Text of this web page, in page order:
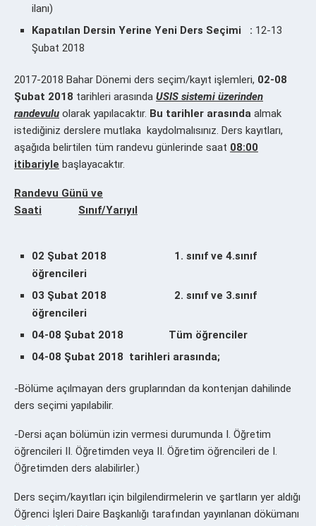
ilanı)
Kapatılan Dersin Yerine Yeni Ders Seçimi : 12-13
Şubat 2018
2017-2018 Bahar Dönemi ders seçim/kayıt işlemleri, 02-08
Şubat 2018 tarihleri arasında USIS sistemi üzerinden
randevulu olarak yapılacaktır. Bu tarihler arasında almak
istediğiniz derslere mutlaka kaydolmalısınız. Ders kayıtları,
aşağıda belirtilen tüm randevu günlerinde saat 08:00
itibariyle başlayacaktır.
Randevu Günü ve
Saati
Sınıf/Yarıyıl
02 Şubat 2018 1. sınıf ve 4.sınıf
öğrencileri
03 Şubat 2018 2. sınıf ve 3.sınıf
öğrencileri
04-08 Şubat 2018 Tüm öğrenciler
04-08 Şubat 2018 tarihleri arasında;
-Bölüme açılmayan ders gruplarından da kontenjan dahilinde
ders seçimi yapılabilir.
-Dersi açan bölümün izin vermesi durumunda I. Öğretim
öğrencileri II. Öğretimden veya II. Öğretim öğrencileri de I.
Öğretimden ders alabilirler.)
Ders seçim/kayıtları için bilgilendirmelerin ve şartların yer aldığı
Öğrenci İşleri Daire Başkanlığı tarafından yayınlanan dökümanı